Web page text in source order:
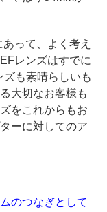
って、よく考え
レンズはすでに
も素晴らしいも
大切なお客様も
をこれからもお
ーに対してのア
のつなぎとして